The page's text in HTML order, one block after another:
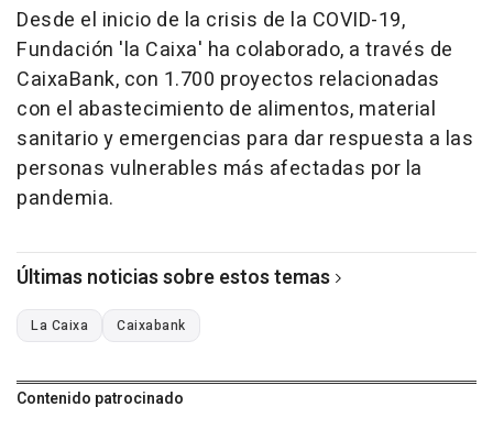
Desde el inicio de la crisis de la COVID-19,
Fundación 'la Caixa' ha colaborado, a través de
CaixaBank, con 1.700 proyectos relacionadas
con el abastecimiento de alimentos, material
sanitario y emergencias para dar respuesta a las
personas vulnerables más afectadas por la
pandemia.
Últimas noticias sobre estos temas
La Caixa Caixabank
Contenido patrocinado